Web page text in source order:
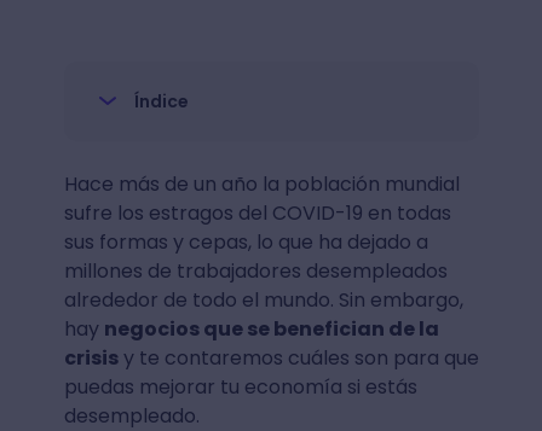
Índice
Hace más de un año la población mundial
sufre los estragos del COVID-19 en todas
sus formas y cepas, lo que ha dejado a
millones de trabajadores desempleados
alrededor de todo el mundo. Sin embargo,
hay negocios que se benefician de la
crisisy te contaremos cuáles son para que
puedas mejorar tu economía si estás
desempleado.